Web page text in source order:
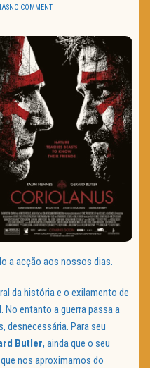
NO COMMENT
a acção aos nossos dias.
da história e o exilamento de
No entanto a guerra passa a
desnecessária. Para seu
Butler, ainda que o seu
nos aproximamos do